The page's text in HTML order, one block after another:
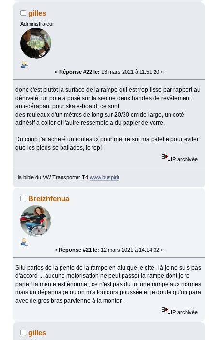
gilles
Administrateur
« Réponse #22 le: 13 mars 2021 à 11:51:20 »
donc c'est plutôt la surface de la rampe qui est trop lisse par rapport au
dénivelé, un pote a posé sur la sienne deux bandes de revêtement
anti-dérapant pour skate-board, ce sont
des rouleaux d'un mètres de long sur 20/30 cm de large, un coté
adhésif a coller et l'autre ressemble a du papier de verre.
Du coup j'ai acheté un rouleaux pour mettre sur ma palette pour éviter
que les pieds se ballades, le top!
IP archivée
la bible du VW Transporter T4 www.buspirit.
Breizhfenua
« Réponse #21 le: 12 mars 2021 à 14:14:32 »
Situ parles de la pente de la rampe en alu que je cite , là je ne suis pas
d'accord ... aucune motorisation ne peut passer la rampe dont je te
parle ! la mente est énorme , ce n'est pas du tut une rampe aux normes
mais un dépannage ou on m'a toujours poussée et je doute qu'un para
avec de gros bras parvienne à la monter .
IP archivée
gilles